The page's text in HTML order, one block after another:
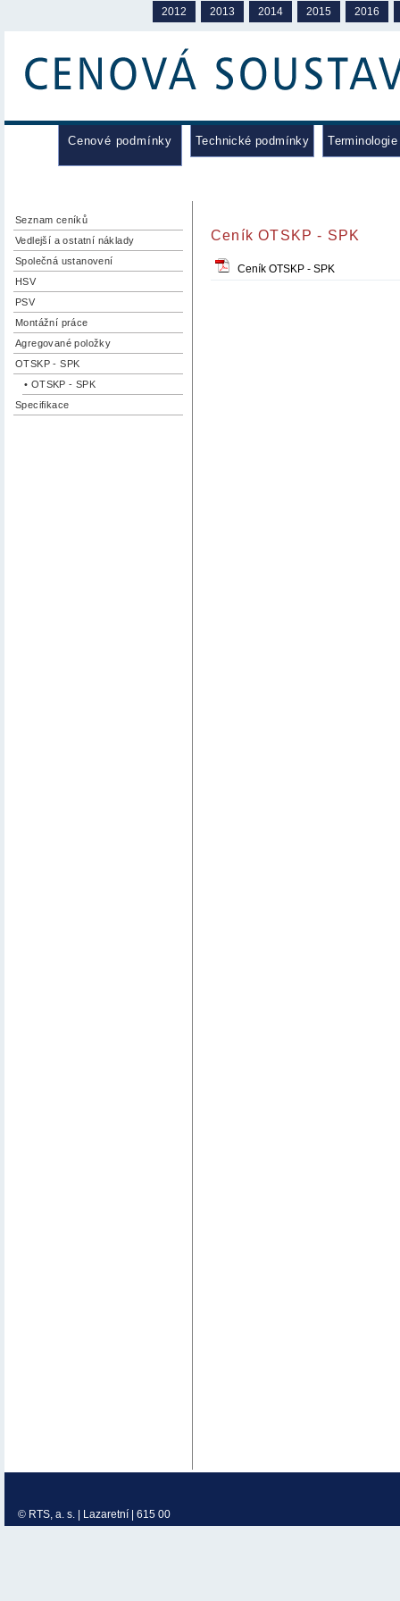
2012 2013 2014 2015 2016
Cenové podmínky Technické podmínky Terminologie
Seznam ceníků
Vedlejší a ostatní náklady
Společná ustanovení
HSV
PSV
Montážní práce
Agregované položky
OTSKP - SPK
• OTSKP - SPK
Specifikace
Ceník OTSKP - SPK
Ceník OTSKP - SPK
© RTS, a. s. | Lazaretní | 615 00